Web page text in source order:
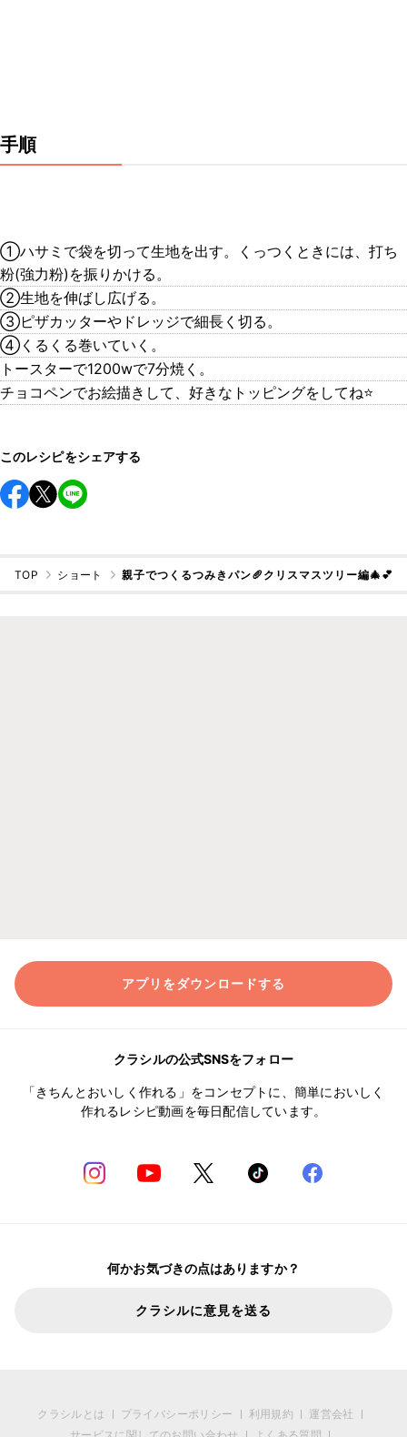
手順
①ハサミで袋を切って生地を出す。くっつくときには、打ち
粉(強力粉)を振りかける。
②生地を伸ばし広げる。
③ピザカッターやドレッジで細長く切る。
④くるくる巻いていく。
トースターで1200wで7分焼く。
チョコペンでお絵描きして、好きなトッピングをしてね⭐️
このレシピをシェアする
TOP ショート 親子でつくるつみきパン🥖クリスマスツリー編🎄💕
アプリをダウンロードする
クラシルの公式SNSをフォロー
「きちんとおいしく作れる」をコンセプトに、簡単においしく
作れるレシピ動画を毎日配信しています。
何かお気づきの点はありますか？
クラシルに意見を送る
クラシルとは プライバシーポリシー 利用規約
運営会社